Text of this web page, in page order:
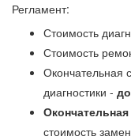
Регламент:
Стоимость
Стоимость
Окончательная
диагностики -
стоимость